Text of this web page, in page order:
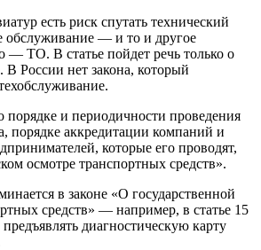
есть риск спутать технический
обслуживание — и то и другое
— ТО. В статье пойдет речь только о
В России нет закона, который
и периодичности проведения
порядке аккредитации компаний и
которые его проводят,
осмотре транспортных средств».
в законе «О государственной
средств» — например, в статье 15
диагностическую карту